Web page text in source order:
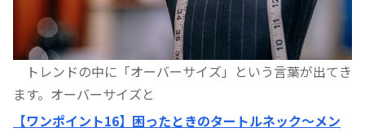
トレンドの中に「オーバーサイズ」という言葉が出てき
ます。オーバーサイズと
【ワンポイント16】困ったときのタートルネック〜メン